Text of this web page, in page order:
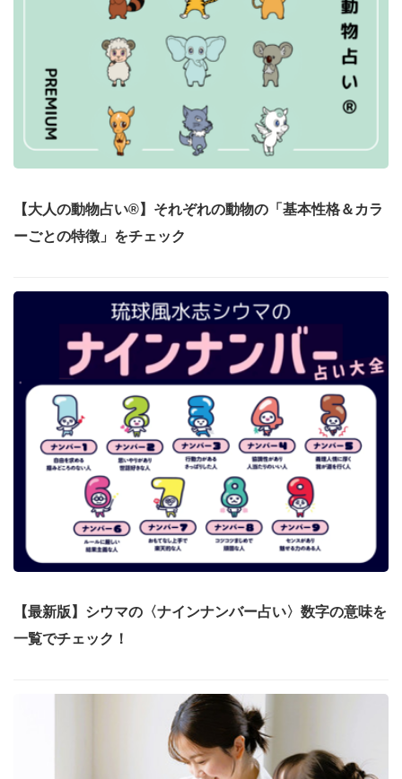
【大人の動物占い®】それぞれの動物の「基本性格＆カラ
ーごとの特徴」をチェック
【最新版】シウマの〈ナインナンバー占い〉数字の意味を
一覧でチェック！